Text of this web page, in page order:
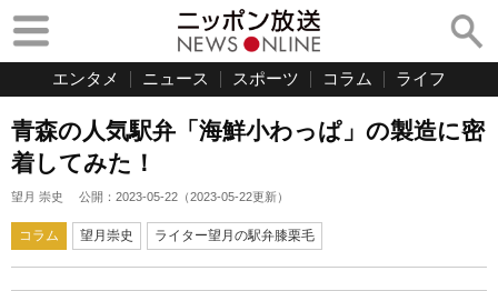
エンタメ ニュース スポーツ コラム ライフ
青森の人気駅弁「海鮮小わっぱ」の製造に密
着してみた！
望月 崇史 公開： 2023-05-22 （2023-05-22更新）
コラム 望月崇史 ライター望月の駅弁膝栗毛